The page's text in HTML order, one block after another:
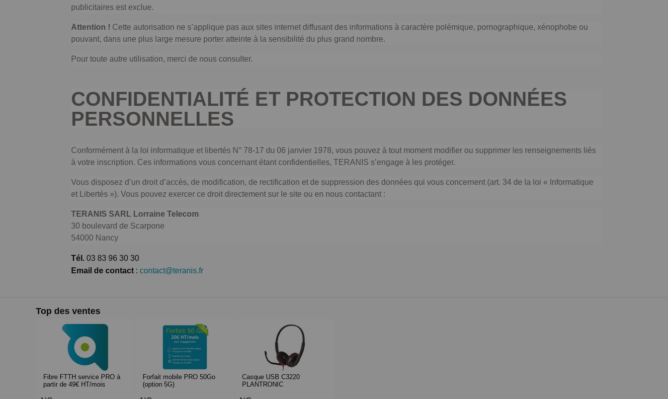
publicitaires est exclue.
Attention ! Cette autorisation ne s’applique pas aux sites internet diffusant des informations à caractère polémique, pornographique, xénophobe ou
pouvant, dans une plus large mesure porter atteinte à la sensibilité du plus grand nombre.
Pour toute autre utilisation, merci de nous consulter.
CONFIDENTIALITÉ ET PROTECTION DES DONNÉES
PERSONNELLES
Conformément à la loi informatique et libertés N° 78-17 du 06 janvier 1978, vous pouvez à tout moment modifier ou supprimer les renseignements liés
à votre inscription. Ces informations vous concernant étant confidentielles, TERANIS s’engage à les protéger.
Vous disposez d’un droit d’accès, de modification, de rectification et de suppression des données qui vous concernent (art. 34 de la loi « Informatique
et Libertés »). Vous pouvez exercer ce droit directement sur le site ou en nous contactant :
TERANIS SARL Lorraine Telecom
30 boulevard de Scarpone
54000 Nancy
Tél. 03 83 96 30 30
Email de contact : contact@teranis.fr
Top des ventes
Fibre FTTH service PRO à
partir de 49€ HT/mois
Forfait mobile PRO 50Go
(option 5G)
Casque USB C3220
PLANTRONIC